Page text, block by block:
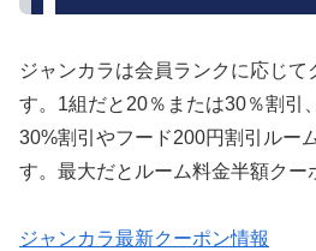
ジャンカラは会員ランクに応じて
す。1組だと20％または30％割引
30%割引やフード200円割引ルー
す。最大だとルーム料金半額クー
ジャンカラ最新クーポン情報